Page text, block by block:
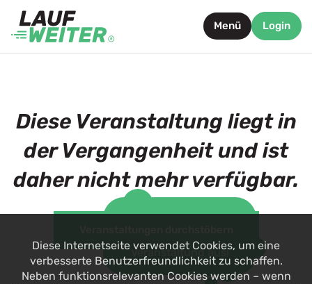
Menü Login
Veranstaltung aus!
Diese Veranstaltung liegt in
der Vergangenheit und ist
daher nicht mehr verfügbar.
Diese Internetseite verwendet Cookies, um eine
verbesserte Benutzerfreundlichkeit zu schaffen.
Neben funktionsrelevanten Cookies werden – wenn